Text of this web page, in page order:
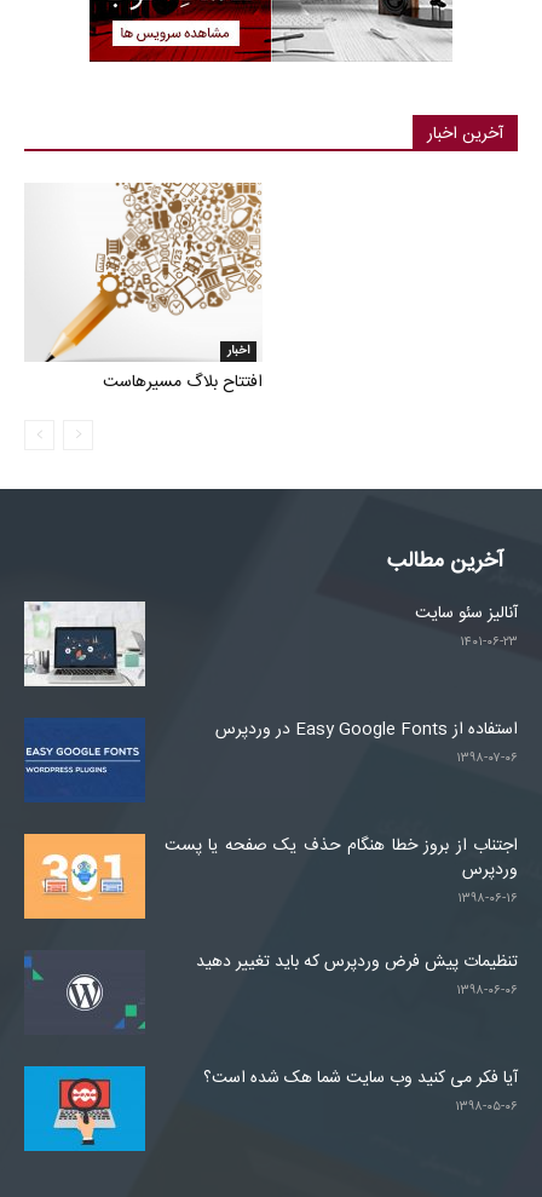
آخرین اخبار
اخبار
افتتاح بلاگ مسیرهاست
آخرین مطالب
آنالیز سئو سایت
۱۴۰۱-۰۶-۲۳
استفاده از Easy Google Fonts در وردپرس
۱۳۹۸-۰۷-۰۶
اجتناب از بروز خطا هنگام حذف یک صفحه یا پست
وردپرس
۱۳۹۸-۰۶-۱۶
تنظیمات پیش فرض وردپرس که باید تغییر دهید
۱۳۹۸-۰۶-۰۶
آیا فکر می کنید وب سایت شما هک شده است؟
۱۳۹۸-۰۵-۰۶